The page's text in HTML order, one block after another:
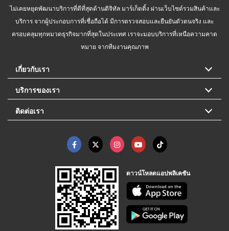
ไม่เคยหยุดพัฒนาบริการที่ดีที่สุดด้านดิจิทัล มาร์เก็ตติ้ง ผ่านเว็บไซต์รวมสินค้าและ
บริการ จากผู้ประกอบการที่เชื่อถือได้ มีการตรวจสอบและยืนยันตัวตนจริง และ
ครอบคลุมทุกหมวดธุรกิจมากที่สุดในประเทศ เราจะมอบบริการที่เหนือความคาด
หมาย จากทีมงานคุณภาพ
เกี่ยวกับเรา
บริการของเรา
ติดต่อเรา
ดาวน์โหลดแอปพลิเคชัน